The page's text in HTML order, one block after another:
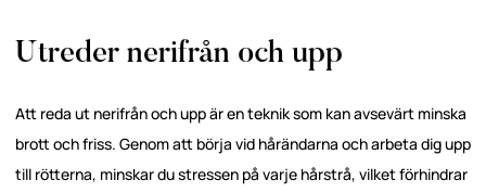
Utreder nerifrån och upp
Att reda ut nerifrån och upp är en teknik som kan avsevärt minska
brott och friss. Genom att börja vid hårändarna och arbeta dig upp
till rötterna, minskar du stressen på varje hårstrå, vilket förhindrar